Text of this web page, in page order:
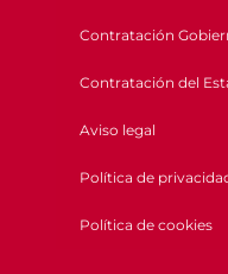
Contratación
Contratación del
Aviso legal
Política de
Política de cookies